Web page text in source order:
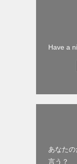
Have a
あなた
言う？